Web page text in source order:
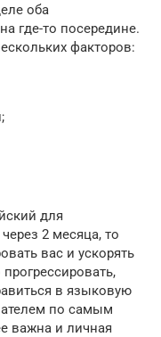
оба
где-то посередине.
факторов:
для
2 месяца, то
вас и ускорять
в языковую
по самым
важна и личная